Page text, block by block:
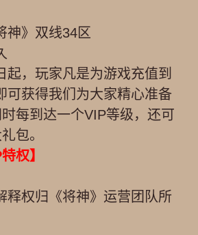
神》双线34区
起，玩家凡是为游戏充值到
可获得我们为大家精心准备
每到达一个VIP等级，还可
包。
权】
释权归《将神》运营团队所